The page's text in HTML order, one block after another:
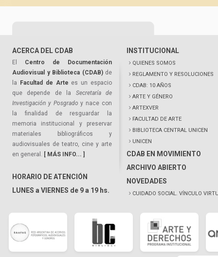
ACERCA DEL CDAB
El Centro de Documentación
Audiovisual y Biblioteca (CDAB)de
la
Facultad de Arte es un espacio
que depende de la Secretaría de
Investigación y Posgrado y nace con
la finalidad de resguardar la
memoria institucional y preservar
materiales bibliográficos y
audiovisuales de teatro, cine y arte
en general. [ MÁS INFO... ]
HORARIO DE ATENCIÓN
LUNES a VIERNES de 9 a 19 hs.
INSTITUCIONAL
QUIENES SOMOS
REGLAMENTO Y RESOLUCIONES
CDAB: 10 AÑOS
ARTE Y GÉNERO
ARTEXVER
FACULTAD DE ARTE
BIBLIOTECA CENTRAL UNICEN
UNICEN
CDAB EN MOVIMIENTO
ARCHIVO ABIERTO
NOVEDADES
CUIDADO SOCIAL. VÍNCULO